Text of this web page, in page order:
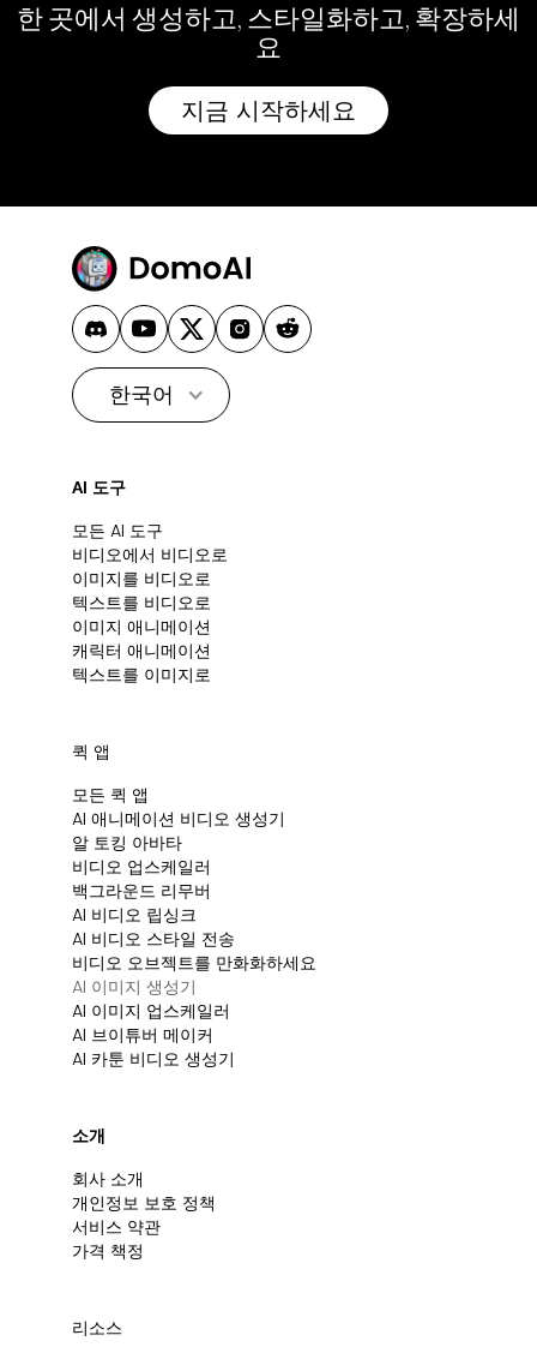
한 곳에서 생성하고, 스타일화하고, 확장하세
요
지금 시작하세요
한국어
AI 도구
모든 AI 도구
비디오에서 비디오로
이미지를 비디오로
텍스트를 비디오로
이미지 애니메이션
캐릭터 애니메이션
텍스트를 이미지로
퀵 앱
모든 퀵 앱
Al 애니메이션 비디오 생성기
알 토킹 아바타
비디오 업스케일러
백그라운드 리무버
AI 비디오 립싱크
AI 비디오 스타일 전송
비디오 오브젝트를 만화화하세요
AI 이미지 생성기
AI 이미지 업스케일러
AI 브이튜버 메이커
AI 카툰 비디오 생성기
소개
회사 소개
개인정보 보호 정책
서비스 약관
가격 책정
리소스